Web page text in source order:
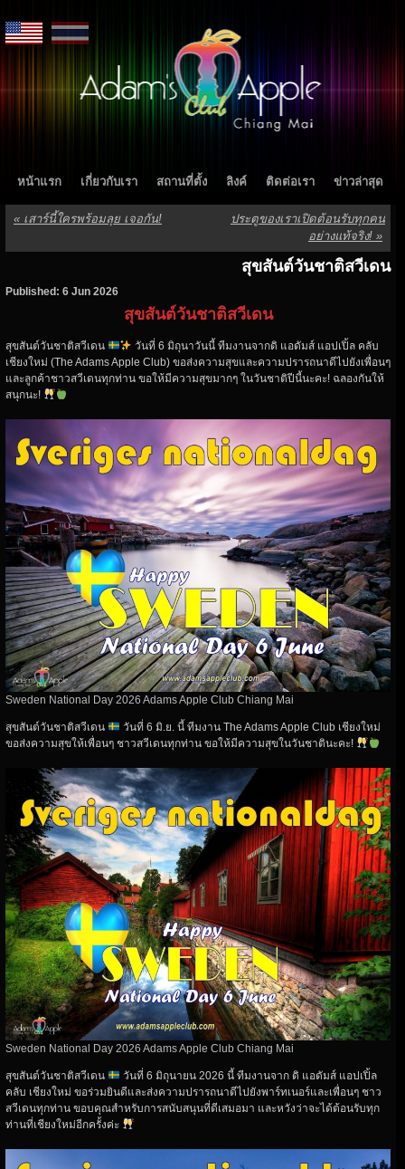
หน้าแรก เกี่ยวกับเรา สถานที่ตั้ง ลิงค์ ติดต่อเรา ข่าวล่าสุด
« เสาร์นี้ใครพร้อมลุย เจอกัน!
ประตูของเราเปิดต้อนรับทุกคน
อย่างแท้จริง! »
สุขสันต์วันชาติสวีเดน
Published: 6 Jun 2026
สุขสันต์วันชาติสวีเดน
สุขสันต์วันชาติสวีเดน
วันที่ 6 มิถุนาวันนี้ ทีมงานจากดิ แอดัมส์ แอปเปิ้ล คลับ
เชียงใหม่ (The Adams Apple Club) ขอส่งความสุขและความปรารถนาดีไปยังเพื่อนๆ
และลูกค้าชาวสวีเดนทุกท่าน ขอให้มีความสุขมากๆ ในวันชาติปีนี้นะคะ! ฉลองกันให้
สนุกนะ!
Sweden National Day 2026 Adams Apple Club Chiang Mai
สุขสันต์วันชาติสวีเดน
วันที่ 6 มิ.ย. นี้ ทีมงาน The Adams Apple Club เชียงใหม่
ขอส่งความสุขให้เพื่อนๆ ชาวสวีเดนทุกท่าน ขอให้มีความสุขในวันชาตินะคะ!
Sweden National Day 2026 Adams Apple Club Chiang Mai
สุขสันต์วันชาติสวีเดน
วันที่ 6 มิถุนายน 2026 นี้ ทีมงานจาก ดิ แอดัมส์ แอปเปิ้ล
คลับ เชียงใหม่ ขอร่วมยินดีและส่งความปรารถนาดีไปยังพาร์ทเนอร์และเพื่อนๆ ชาว
สวีเดนทุกท่าน ขอบคุณสำหรับการสนับสนุนที่ดีเสมอมา และหวังว่าจะได้ต้อนรับทุก
ท่านที่เชียงใหม่อีกครั้งค่ะ